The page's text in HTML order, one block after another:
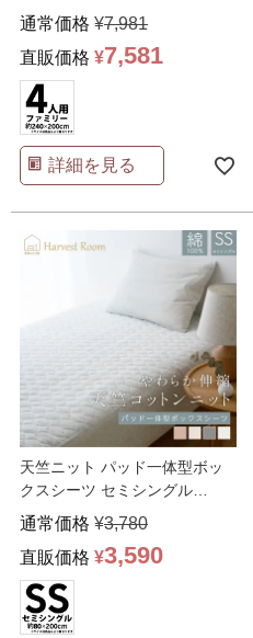
通常価格 ¥7,981
直販価格 ¥7,581
詳細を見る
天竺ニット パッド一体型ボッ
クスシーツ セミシングル
80×200×25cm
通常価格 ¥3,780
直販価格 ¥3,590